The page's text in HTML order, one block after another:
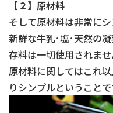
【２】原材料
そして原材料は非常にシ
新鮮な牛乳･塩･天然の
存料は一切使用されませ
原材料に関してはこれ
りシンプルということで